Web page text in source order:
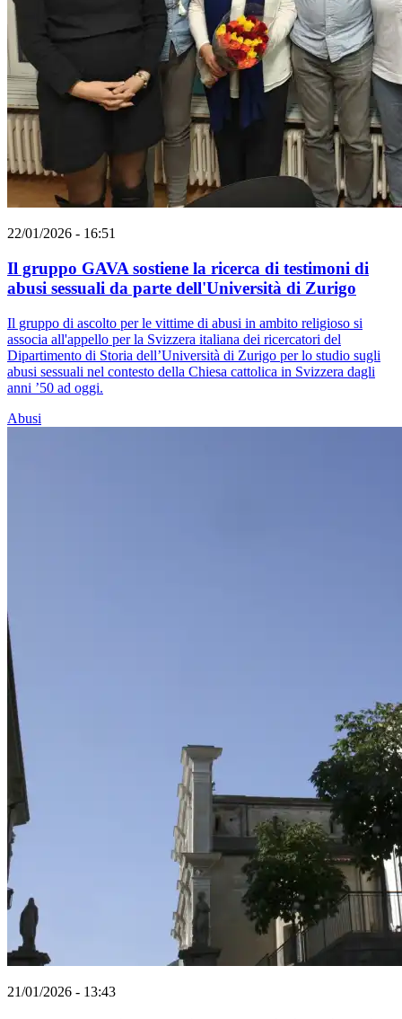
22/01/2026 - 16:51
Il gruppo GAVA sostiene la ricerca di testimoni di
abusi sessuali da parte dell'Università di Zurigo
Il gruppo di ascolto per le vittime di abusi in ambito religioso si
associa all'appello per la Svizzera italiana dei ricercatori del
Dipartimento di Storia dell’Università di Zurigo per lo studio sugli
abusi sessuali nel contesto della Chiesa cattolica in Svizzera dagli
anni ’50 ad oggi.
Abusi
21/01/2026 - 13:43